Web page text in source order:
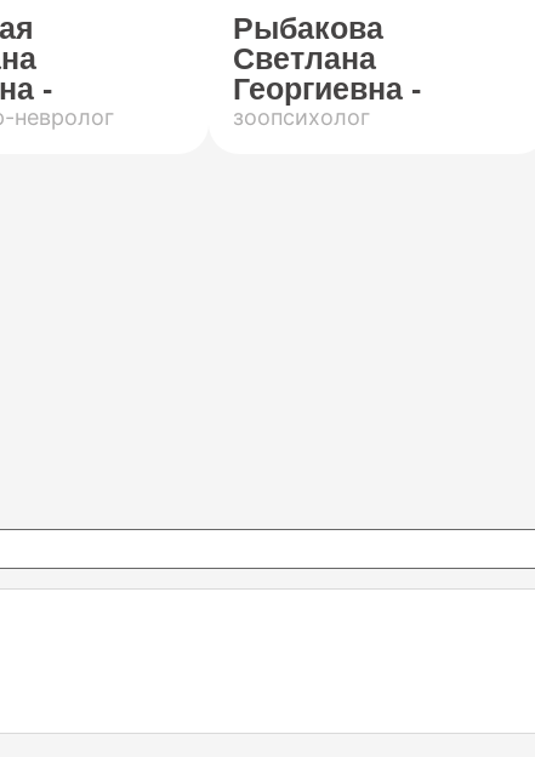
-
невролог
Рыбакова
Светлана
Георгиевна -
зоопсихолог